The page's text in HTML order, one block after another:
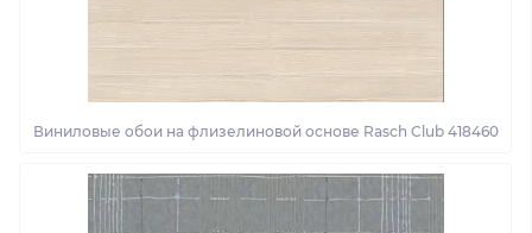
Виниловые обои на флизелиновой основе Rasch Club 418460